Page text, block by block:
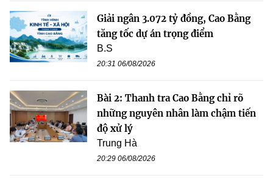
Giải ngân 3.072 tỷ đồng, Cao Bằng
tăng tốc dự án trọng điểm
B.S
20:31 06/08/2026
Bài 2: Thanh tra Cao Bằng chỉ rõ
những nguyên nhân làm chậm tiến
độ xử lý
Trung Hà
20:29 06/08/2026